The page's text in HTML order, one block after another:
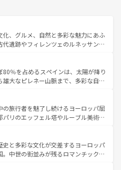
化、グルメ、自然と多彩な魅力にあふ
代遺跡やフィレンツェのルネッサンス
しい田園風景やアマルフィ海岸の絶
見逃せない。観光の合間には、本場の
絶品のイタリア料理を堪能することも
で、忘れられない旅をしてみよう！
ア情報はコンテンツ一覧 を参照してほ
80％を占めるスペインは、太陽が降り
雄大なピレネー山脈まで、多彩な自然
は、情熱的なフラメンコ、熱気あふ
味しいタパスが生活の一部となってい
の洗練された雰囲気や、バルセロナの
なビーチリゾートまで多彩な表情を見
風土や気候が異なるスペインはその個
性で訪れる人を魅了する。 なお、新着のスペイン情報はコ
の旅行者を魅了し続けるヨーロッパ屈
パリのエッフェル塔やルーブル美術館
まっている。華麗な宮殿、歴史的な大
、そして豊かな自然が、訪れる者を心
、フランスは美食の国としても知ら
史と多彩な文化が交差するヨーロッパ
。中世の街並みが残るロマンチック街